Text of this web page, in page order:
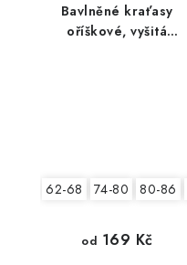
Bavlněné kraťasy
oříškové, vyšitá
62-68 74-80 80-86
od 169 Kč